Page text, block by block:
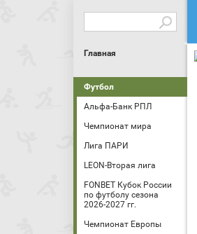
Главная
Футбол
Альфа-Банк РПЛ
Чемпионат мира
Лига ПАРИ
LEON-Вторая лига
FONBET Кубок России
по футболу сезона
2026-2027 гг.
Чемпионат Европы